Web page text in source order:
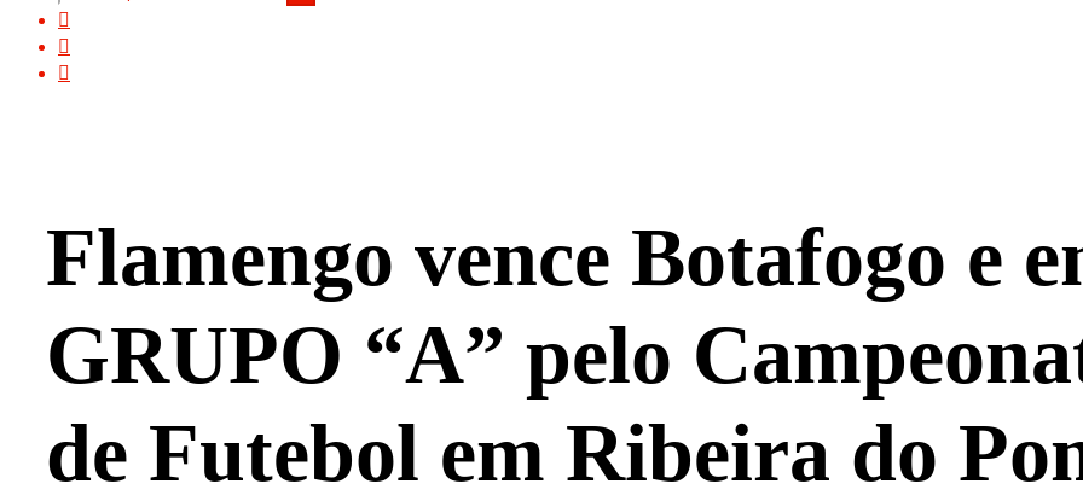
Procurar
Flamengo vence Botafogo e
GRUPO “A” pelo
de Futebol em Ribeira do